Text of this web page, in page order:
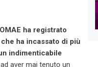
ha registrato
ha incassato di più
indimenticabile
aver mai tenuto un